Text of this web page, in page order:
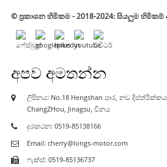
© ප්‍රකාශන හිමිකම - 2018-2024: සියලුම
අපව අමතන්න
ලිපිනය: No.18 Hengshan පාර, නව
ChangZHou, Jinagsu, චීනය
දුරකථන: 0519-85138166
Email: cherry@longs-motor.com
ෆැක්ස්: 0519-85136737